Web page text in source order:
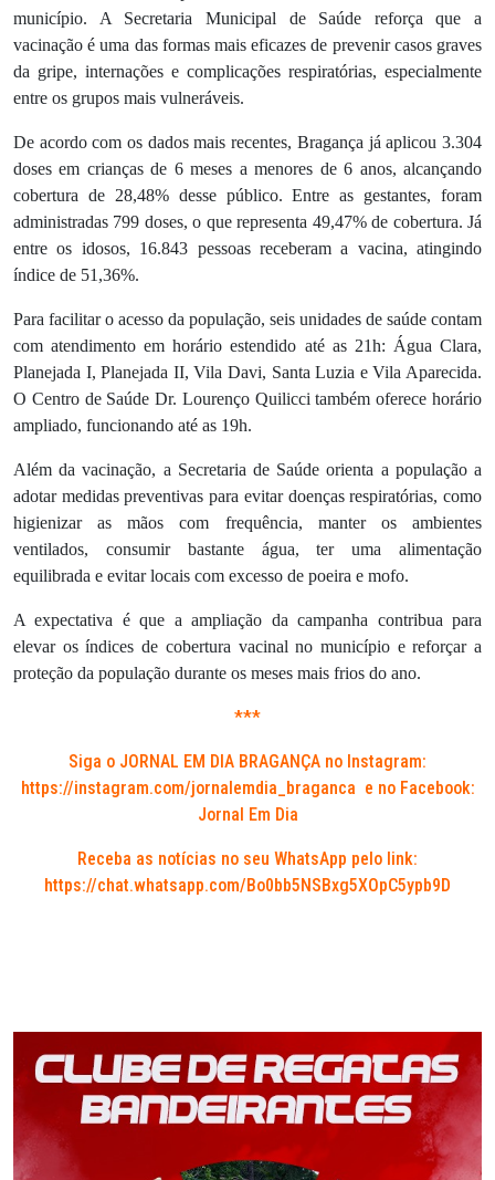
município. A Secretaria Municipal de Saúde reforça que a
vacinação é uma das formas mais eficazes de prevenir casos graves
da gripe, internações e complicações respiratórias, especialmente
entre os grupos mais vulneráveis.
De acordo com os dados mais recentes, Bragança já aplicou 3.304
doses em crianças de 6 meses a menores de 6 anos, alcançando
cobertura de 28,48% desse público. Entre as gestantes, foram
administradas 799 doses, o que representa 49,47% de cobertura. Já
entre os idosos, 16.843 pessoas receberam a vacina, atingindo
índice de 51,36%.
Para facilitar o acesso da população, seis unidades de saúde contam
com atendimento em horário estendido até as 21h: Água Clara,
Planejada I, Planejada II, Vila Davi, Santa Luzia e Vila Aparecida.
O Centro de Saúde Dr. Lourenço Quilicci também oferece horário
ampliado, funcionando até as 19h.
Além da vacinação, a Secretaria de Saúde orienta a população a
adotar medidas preventivas para evitar doenças respiratórias, como
higienizar as mãos com frequência, manter os ambientes
ventilados, consumir bastante água, ter uma alimentação
equilibrada e evitar locais com excesso de poeira e mofo.
A expectativa é que a ampliação da campanha contribua para
elevar os índices de cobertura vacinal no município e reforçar a
proteção da população durante os meses mais frios do ano.
***
Siga o JORNAL EM DIA BRAGANÇA no Instagram:
https://instagram.com/jornalemdia_braganca e no Facebook:
Jornal Em Dia
Receba as notícias no seu WhatsApp pelo link:
https://chat.whatsapp.com/Bo0bb5NSBxg5XOpC5ypb9D